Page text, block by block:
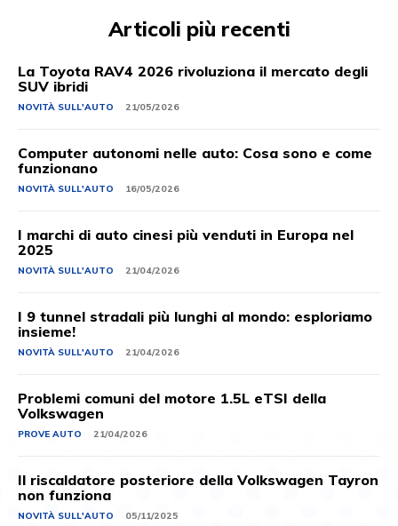
Articoli più recenti
La Toyota RAV4 2026 rivoluziona il mercato degli
SUV ibridi
NOVITÀ SULL'AUTO 21/05/2026
Computer autonomi nelle auto: Cosa sono e come
funzionano
NOVITÀ SULL'AUTO 16/05/2026
I marchi di auto cinesi più venduti in Europa nel
2025
NOVITÀ SULL'AUTO 21/04/2026
I 9 tunnel stradali più lunghi al mondo: esploriamo
insieme!
NOVITÀ SULL'AUTO 21/04/2026
Problemi comuni del motore 1.5L eTSI della
Volkswagen
PROVE AUTO 21/04/2026
Il riscaldatore posteriore della Volkswagen Tayron
non funziona
NOVITÀ SULL'AUTO 05/11/2025